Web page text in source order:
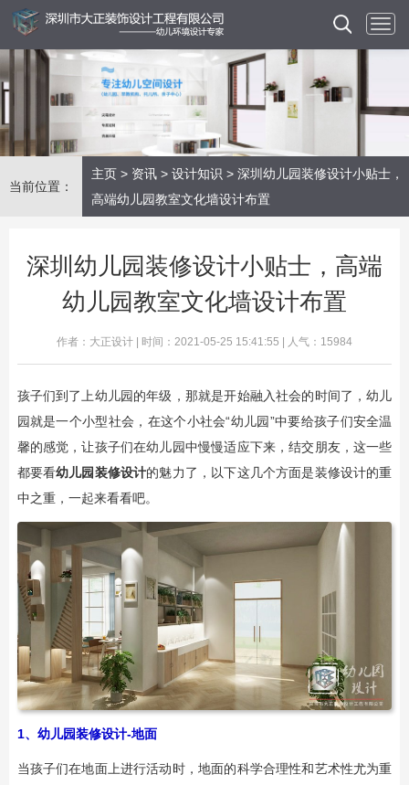
当前位置：
主页 > 资讯 > 设计知识 > 深圳幼儿园装修设计小贴士，
高端幼儿园教室文化墙设计布置
深圳幼儿园装修设计小贴士，高端
幼儿园教室文化墙设计布置
作者：大正设计 | 时间：2021-05-25 15:41:55 | 人气：15984
孩子们到了上幼儿园的年级，那就是开始融入社会的时间了，幼儿
园就是一个小型社会，在这个小社会“幼儿园”中要给孩子们安全温
馨的感觉，让孩子们在幼儿园中慢慢适应下来，结交朋友，这一些
都要看幼儿园装修设计的魅力了，以下这几个方面是装修设计的重
中之重，一起来看看吧。
1、幼儿园装修设计-地面
当孩子们在地面上进行活动时，地面的科学合理性和艺术性尤为重